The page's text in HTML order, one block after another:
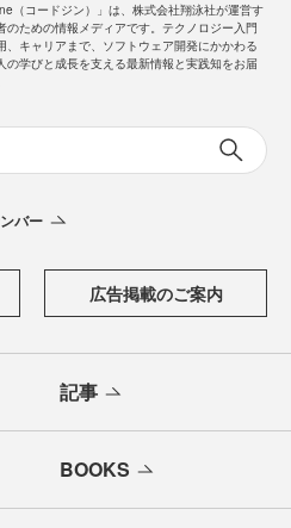
（コードジン）」は、株式会社翔泳社が運営す
のための情報メディアです。テクノロジー入門
、キャリアまで、ソフトウェア開発にかかわる
の学びと成長を支える最新情報と実践知をお届
バー
広告掲載のご案内
記事
BOOKS